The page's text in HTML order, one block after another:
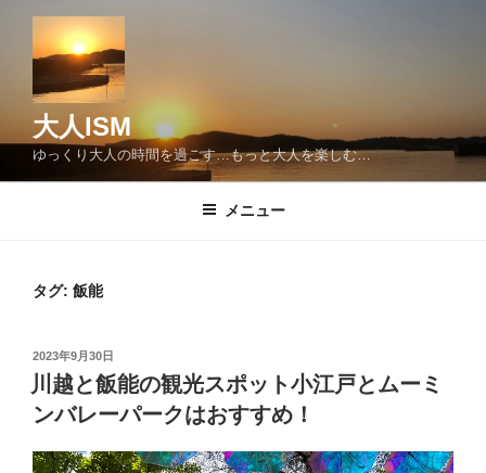
へ
大人ISM
ゆっくり大人の時間を過ごす…もっと大人を楽しむ…
メニュー
タグ: 飯能
投
稿
日:
2023年9月30日
川越と飯能の観光スポット小江戸とムーミ
ンバレーパークはおすすめ！